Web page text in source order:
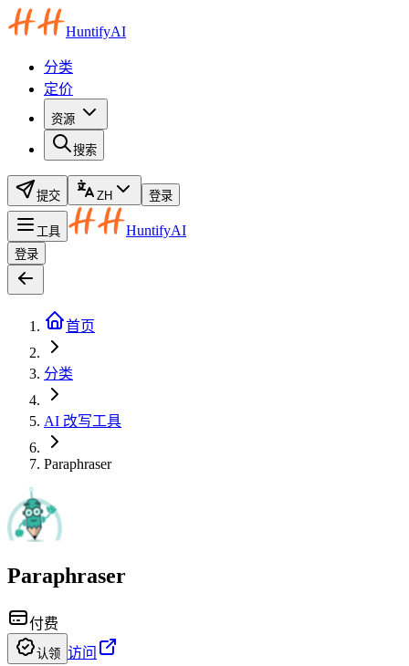
HuntifyAI
分类
定价
资源
搜索
提交 ZH 登录
工具 HuntifyAI
登录
首页
分类
AI 改写工具
Paraphraser
Paraphraser
付费
认领 访问